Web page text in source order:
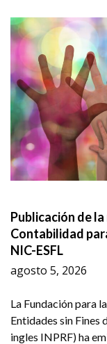
Publicación de
Contabilidad
NIC-ESFL
agosto 5, 2026
La Fundación para
Entidades sin Fines
ingles INPRF) ha